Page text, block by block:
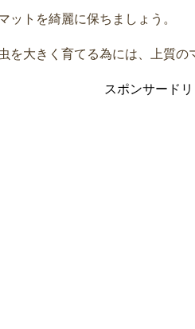
ットを綺麗に保ちましょう。
を大きく育てる為には、上質の
スポンサード